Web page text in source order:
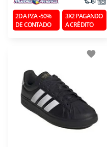
2DA PZA -50%
DE CONTADO
3X2 PAGANDO
A CRÉDITO
favorite